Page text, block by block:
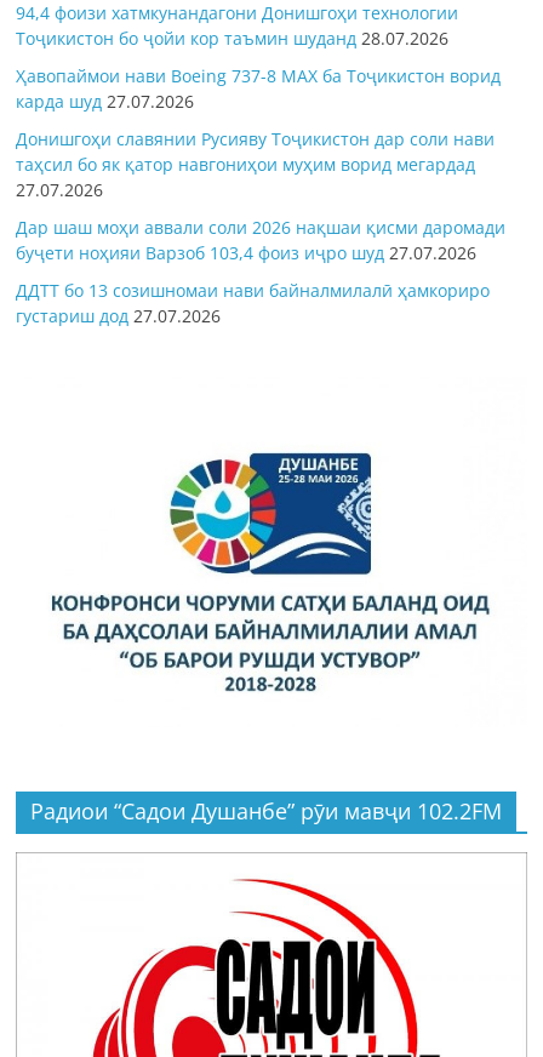
94,4 фоизи хатмкунандагони Донишгоҳи технологии
Тоҷикистон бо ҷойи кор таъмин шуданд 28.07.2026
Ҳавопаймои нави Boeing 737-8 MAX ба Тоҷикистон ворид
карда шуд 27.07.2026
Донишгоҳи славянии Русияву Тоҷикистон дар соли нави
таҳсил бо як қатор навгониҳои муҳим ворид мегардад
27.07.2026
Дар шаш моҳи аввали соли 2026 нақшаи қисми даромади
буҷети ноҳияи Варзоб 103,4 фоиз иҷро шуд 27.07.2026
ДДТТ бо 13 созишномаи нави байналмилалӣ ҳамкориро
густариш дод 27.07.2026
Радиои “Садои Душанбе” рӯи мавҷи 102.2FM